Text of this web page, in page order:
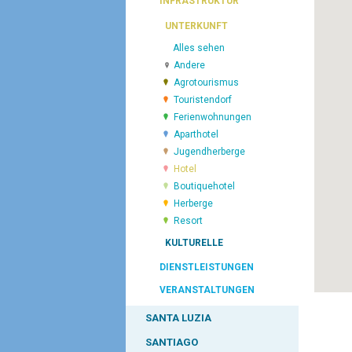
UNTERKUNFT
Alles sehen
Andere
Agrotourismus
Touristendorf
Ferienwohnungen
Aparthotel
Jugendherberge
Hotel
Boutiquehotel
Herberge
Resort
KULTURELLE
DIENSTLEISTUNGEN
VERANSTALTUNGEN
SANTA LUZIA
SANTIAGO